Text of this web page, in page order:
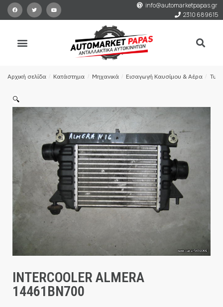
info@automarketpapas.gr
2310 689615
Αρχική σελίδα / Κατάστημα / Μηχανικά / Εισαγωγή Καυσίμου & Αέρα /
🔍
INTERCOOLER ALMERA
14461BN700